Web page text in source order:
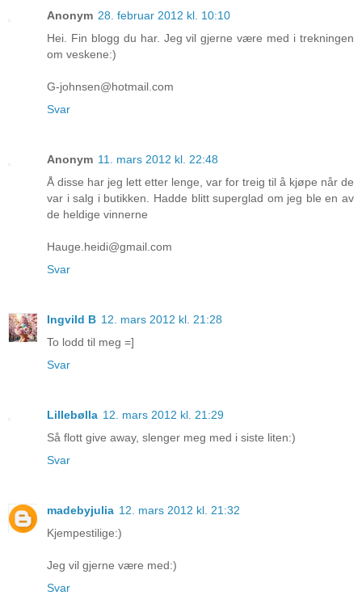
Anonym 28. februar 2012 kl. 10:10
Hei. Fin blogg du har. Jeg vil gjerne være med i trekningen
om veskene:)
G-johnsen@hotmail.com
Svar
Anonym 11. mars 2012 kl. 22:48
Å disse har jeg lett etter lenge, var for treig til å kjøpe når de
var i salg i butikken. Hadde blitt superglad om jeg ble en av
de heldige vinnerne
Hauge.heidi@gmail.com
Svar
Ingvild B 12. mars 2012 kl. 21:28
To lodd til meg =]
Svar
Lillebølla 12. mars 2012 kl. 21:29
Så flott give away, slenger meg med i siste liten:)
Svar
madebyjulia 12. mars 2012 kl. 21:32
Kjempestilige:)
Jeg vil gjerne være med:)
Svar